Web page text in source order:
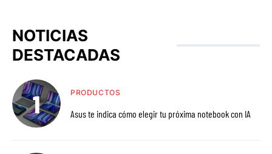
NOTICIAS
DESTACADAS
PRODUCTOS
Asus te indica cómo elegir tu próxima notebook con IA